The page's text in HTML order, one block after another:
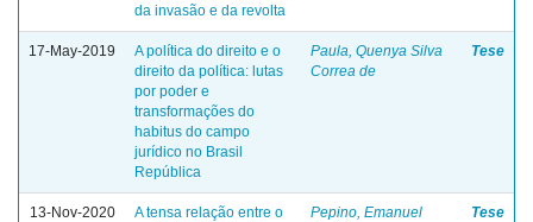
da invasão e da revolta
17-May-2019
A política do direito e o
direito da política: lutas
por poder e
transformações do
habitus do campo
jurídico no Brasil
República
Paula, Quenya Silva
Correa de
Tese
13-Nov-2020
A tensa relação entre o
Pepino, Emanuel
Tese